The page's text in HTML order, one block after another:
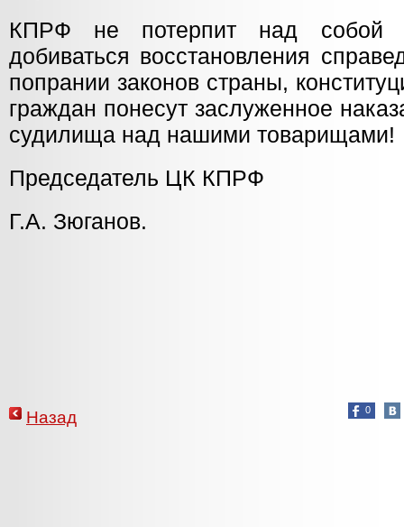
КПРФ не потерпит над собой
добиваться восстановления
попрании законов страны,
граждан понесут заслуженное
судилища над нашими товарищами!
Председатель ЦК КПРФ
Г.А. Зюганов.
0
Назад